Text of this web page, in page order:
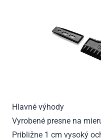
Hlavné výhody
Vyrobené presne na
Približne 1 cm vysoký